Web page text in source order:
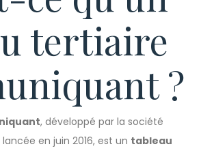
tertiaire
?
, développé par la société
en juin 2016, est un tableau